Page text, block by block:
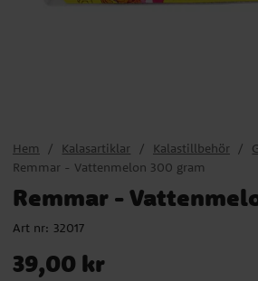
Hem Kalasartiklar Kalastillbehör
Remmar - Vattenmelon 300 gram
Remmar -
Art nr: 32017
Pris: 39,00 kr
39,00 kr